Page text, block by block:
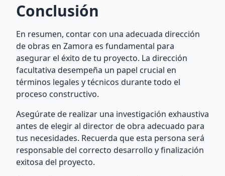
Conclusión
En resumen, contar con una adecuada dirección
de obras en Zamora es fundamental para
asegurar el éxito de tu proyecto. La dirección
facultativa desempeña un papel crucial en
términos legales y técnicos durante todo el
proceso constructivo.
Asegúrate de realizar una investigación exhaustiva
antes de elegir al director de obra adecuado para
tus necesidades. Recuerda que esta persona será
responsable del correcto desarrollo y finalización
exitosa del proyecto.